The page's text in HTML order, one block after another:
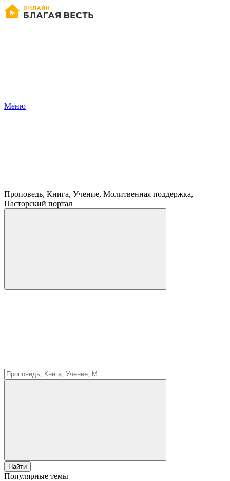
Меню
Проповедь, Книга, Учение, Молитвенная поддержка,
Пасторский портал
Найти
Популярные темы